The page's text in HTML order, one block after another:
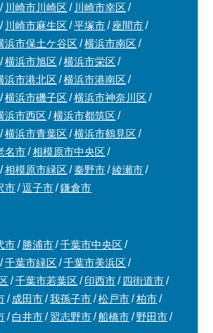
川崎市川崎区
川崎市幸区
川崎市麻生区 平塚市
座間市
浜市保土ケ谷区
横浜市南区
横浜市旭区
横浜市栄区
浜市港北区
横浜市港南区
横浜市磯子区
横浜市神奈川区
浜市西区
横浜市都筑区
横浜市青葉区
横浜市鶴見区
名市
相模原市中央区
相模原市緑区 秦野市
綾瀬市
市 逗子市 鎌倉市
市 勝浦市
千葉市中央区
千葉市緑区
千葉市美浜区
千葉市若葉区 印西市
四街道市
成田市 我孫子市 松戸市
柏市
白井市 習志野市 船橋市
野田市